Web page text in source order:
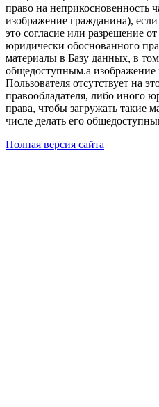
право на неприкосновенность
изображение гражданина), если
это согласие или разрешение
юридически обоснованного
материалы в Базу данных, в том
общедоступным.а изображение
Пользователя отсутствует на
правообладателя, либо иного
права, чтобы загружать такие
числе делать его
Полная версия сайта